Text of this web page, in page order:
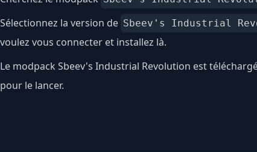
Sélectionnez la version de Sbeev's Industrial
voulez vous connecter et installez là.
Le modpack Sbeev's Industrial Revolution est
pour le lancer.